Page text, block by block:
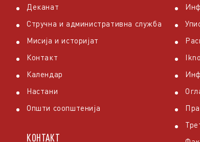
Деканат
Стручна и административна служба
Мисија и историјат
Контакт
Календар
Настани
Општи соопштенија
КОНТАКТ